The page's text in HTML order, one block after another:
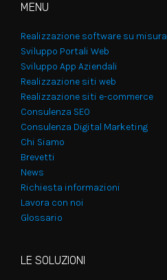
MENU
Realizzazione software su misura
Sviluppo Portali Web
Sviluppo App Aziendali
Realizzazione siti web
Realizzazione siti e-commerce
Consulenza SEO
Consulenza Digital Marketing
Chi Siamo
Brevetti
News
Richiesta informazioni
Lavora con noi
Glossario
LE SOLUZIONI